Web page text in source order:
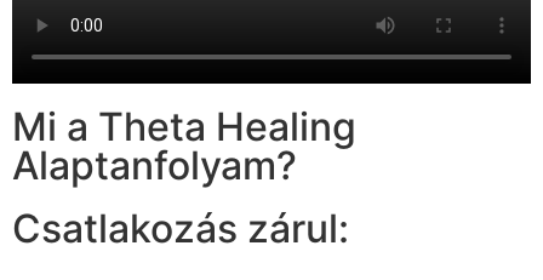
Mi a Theta Healing
Alaptanfolyam?
Csatlakozás zárul: